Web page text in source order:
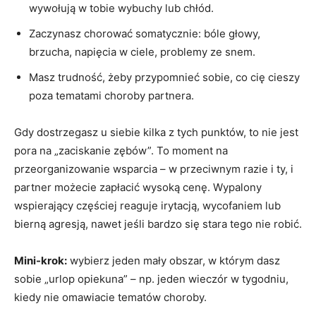
wywołują w tobie wybuchy lub chłód.
Zaczynasz chorować somatycznie: bóle głowy,
brzucha, napięcia w ciele, problemy ze snem.
Masz trudność, żeby przypomnieć sobie, co cię cieszy
poza tematami choroby partnera.
Gdy dostrzegasz u siebie kilka z tych punktów, to nie jest
pora na „zaciskanie zębów”. To moment na
przeorganizowanie wsparcia – w przeciwnym razie i ty, i
partner możecie zapłacić wysoką cenę. Wypalony
wspierający częściej reaguje irytacją, wycofaniem lub
bierną agresją, nawet jeśli bardzo się stara tego nie robić.
Mini-krok: wybierz jeden mały obszar, w którym dasz
sobie „urlop opiekuna” – np. jeden wieczór w tygodniu,
kiedy nie omawiacie tematów choroby.